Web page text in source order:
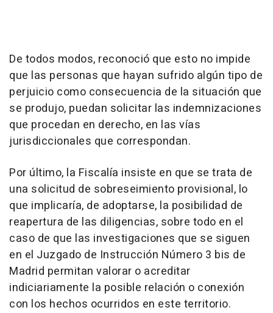
De todos modos, reconoció que esto no impide
que las personas que hayan sufrido algún tipo de
perjuicio como consecuencia de la situación que
se produjo, puedan solicitar las indemnizaciones
que procedan en derecho, en las vías
jurisdiccionales que correspondan.
Por último, la Fiscalía insiste en que se trata de
una solicitud de sobreseimiento provisional, lo
que implicaría, de adoptarse, la posibilidad de
reapertura de las diligencias, sobre todo en el
caso de que las investigaciones que se siguen
en el Juzgado de Instrucción Número 3 bis de
Madrid permitan valorar o acreditar
indiciariamente la posible relación o conexión
con los hechos ocurridos en este territorio.